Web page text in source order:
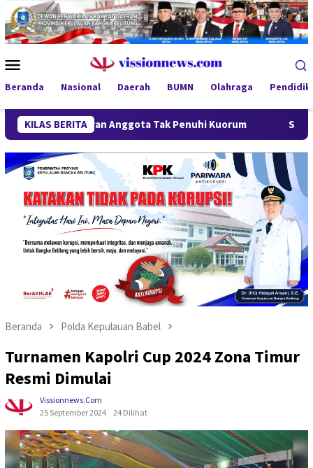
Loncat
ke
konten
Mobile
Beranda Nasional Daerah BUMN Olahraga
KILAS BERITA
Anggota Tak Penuhi Kuorum SiLPA
Beranda Polda Kepulauan Babel
Turnamen Kapolri Cup 2024 Zona Timur
Resmi Dimulai
Vissionnews.com
25 September 2024
24 Dilihat